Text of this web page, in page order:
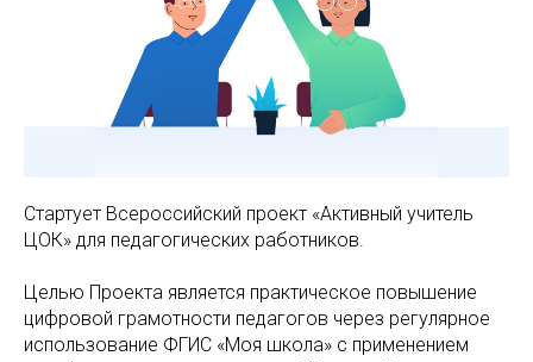
Стартует Всероссийский проект «Активный учитель
ЦОК» для педагогических работников.
Целью Проекта является практическое повышение
цифровой грамотности педагогов через регулярное
использование ФГИС «Моя школа» с применением